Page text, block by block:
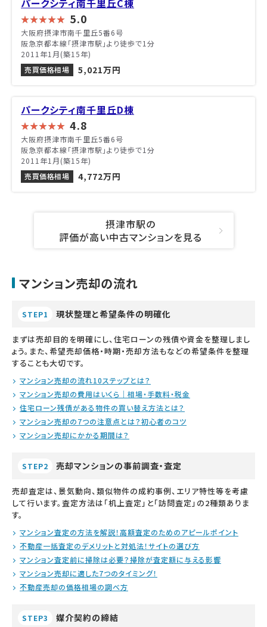
5.0
大阪府摂津市南千里丘5番6号
阪急京都本線「摂津市駅」より徒歩で1分
2011年1月(築15年)
売買価格相場
5,021万円
パークシティ南千里丘D棟
4.8
大阪府摂津市南千里丘5番6号
阪急京都本線「摂津市駅」より徒歩で1分
2011年1月(築15年)
売買価格相場
4,772万円
摂津市駅の
評価が高い中古マンションを見る
マンション売却の流れ
STEP1 現状整理と希望条件の明確化
まずは売却目的を明確にし、住宅ローンの残債や資金を整理しまし
ょう。また、希望売却価格・時期・売却方法もなどの希望条件を整理
することも大切です。
マンション売却の流れ10ステップとは？
マンション売却の費用はいくら｜相場・手数料・税金
住宅ローン残債がある物件の買い替え方法とは？
マンション売却の7つの注意点とは？初心者のコツ
マンション売却にかかる期間は？
STEP2 売却マンションの事前調査・査定
売却査定は、景気動向、類似物件の成約事例、エリア特性等を考慮
して行います。査定方法は「机上査定」と「訪問査定」の2種類ありま
す。
マンション査定の方法を解説！高額査定のためのアピールポイント
不動産一括査定のデメリットと対処法！サイトの選び方
マンション査定前に掃除は必要？掃除が査定額に与える影響
マンション売却に適した7つのタイミング！
不動産売却の価格相場の調べ方
STEP3 媒介契約の締結